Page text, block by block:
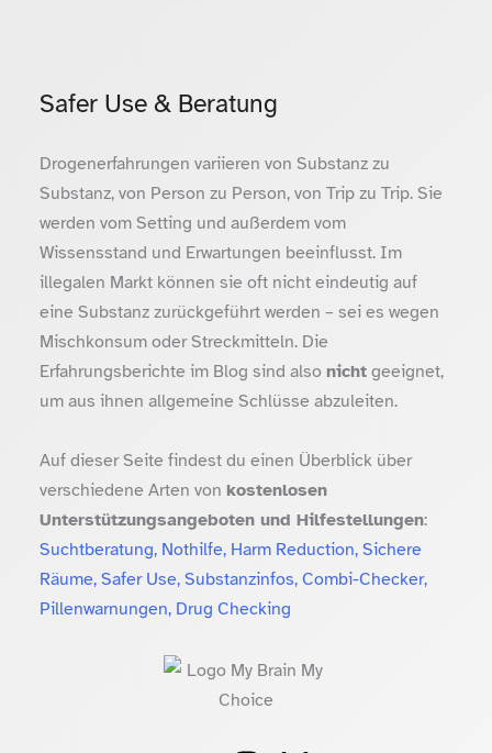
Safer Use & Beratung
Drogenerfahrungen variieren von Substanz zu
Substanz, von Person zu Person, von Trip zu Trip. Sie
werden vom Setting und außerdem vom
Wissensstand und Erwartungen beeinflusst. Im
illegalen Markt können sie oft nicht eindeutig auf
eine Substanz zurückgeführt werden – sei es wegen
Mischkonsum oder Streckmitteln. Die
Erfahrungsberichte im Blog sind also nichtgeeignet,
um aus ihnen allgemeine Schlüsse abzuleiten.
Auf dieser Seite findest du einen Überblick über
verschiedene Arten von kostenlosen
Unterstützungsangeboten und Hilfestellungen:
Suchtberatung, Nothilfe, Harm Reduction, Sichere
Räume, Safer Use, Substanzinfos, Combi-Checker,
Pillenwarnungen, Drug Checking